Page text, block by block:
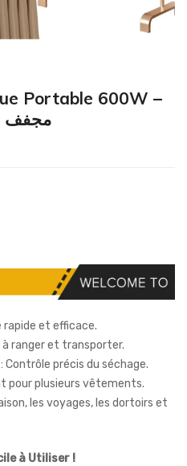
Portable 600W –
مجفف
rapide et efficace.
à ranger et transporter.
: Contrôle précis du séchage.
pour plusieurs vêtements.
les voyages, les dortoirs et
à Utiliser !